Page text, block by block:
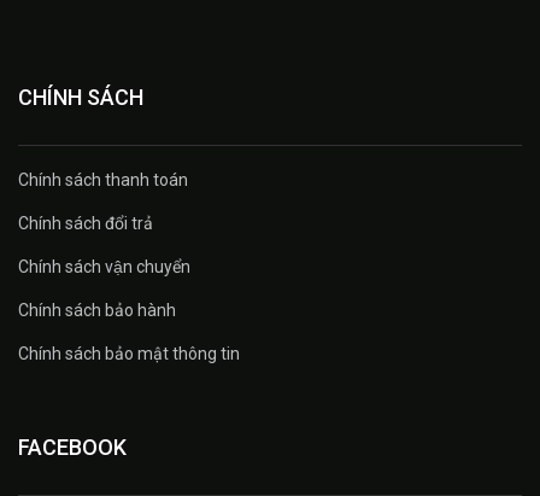
CHÍNH SÁCH
Chính sách thanh toán
Chính sách đổi trả
Chính sách vận chuyển
Chính sách bảo hành
Chính sách bảo mật thông tin
FACEBOOK